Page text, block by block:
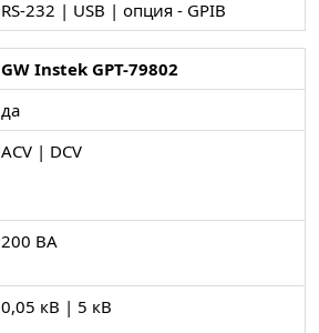
RS-232 | USB | опция - GPIB
GW Instek GPT-79802
да
ACV | DCV
200 ВА
0,05 кВ | 5 кВ